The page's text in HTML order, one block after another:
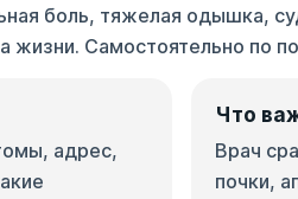
боль, тяжелая одышка,
жизни. Самостоятельно по
адрес,
Что
Врач
почки,